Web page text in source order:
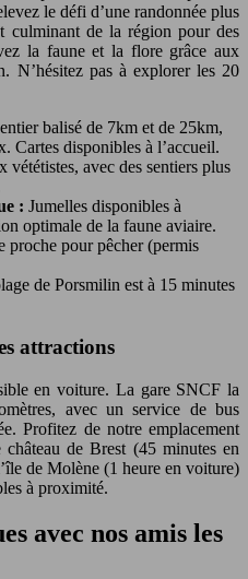
le défi d’une randonnée plus
culminant de la région pour des
la faune et la flore grâce aux
N’hésitez pas à explorer les 20
balisé de 7km et de 25km,
Cartes disponibles à l’accueil.
vététistes, avec des sentiers plus
: Jumelles disponibles à
optimale de la faune aviaire.
proche pour pêcher (permis
de Porsmilin est à 15 minutes
attractions
en voiture. La gare SNCF la
avec un service de bus
Profitez de notre emplacement
de Brest (45 minutes en
de Molène (1 heure en voiture)
à proximité.
avec nos amis les